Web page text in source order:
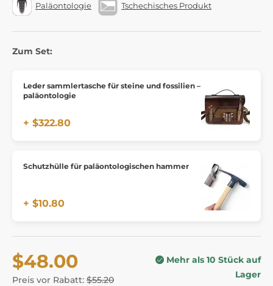
Paläontologie Tschechisches Produkt
Zum Set:
Leder sammlertasche für steine und fossilien –
paläontologie
+ $322.80
Schutzhülle für paläontologischen hammer
+ $10.80
$48.00
Preis vor Rabatt: $55.20
Mehr als 10 Stück auf
Lager